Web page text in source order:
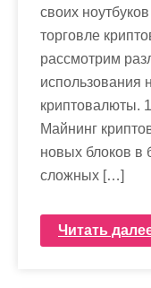
своих
торговле
рассмотрим
использования
криптовалюты.
Майнинг
новых блоков в
сложных […]
Читать